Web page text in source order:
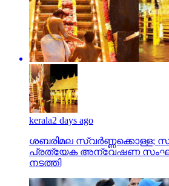
kerala2 days ago
ശബരിമല സ്വര്‍ണ്ണക്കൊള്ള;
പ്രത്യേക അന്വേഷണ
നടത്തി